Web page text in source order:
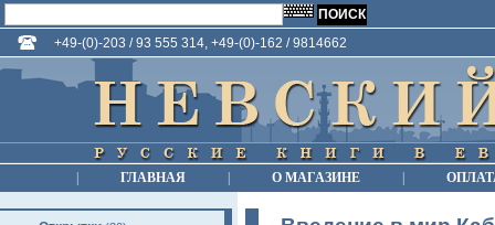
+49-(0)-203 / 93 555 314, +49-(0)-162 / 9814662
ГЛАВНАЯ О МАГАЗИНЕ